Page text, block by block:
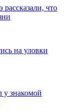
что
на уловки
у знакомой